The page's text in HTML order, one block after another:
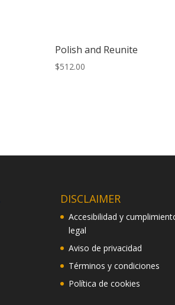
Polish and Reunite
$512.00
DISCLAIMER
Accesibilidad y
legal
Aviso de privacidad
Términos y condiciones
Política de cookies